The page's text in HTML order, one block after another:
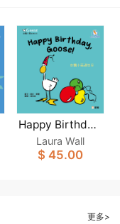
Happy Birthday,
Goose！[Goose
白鵝小菇故事系
Laura Wall
$ 45.00
更多>